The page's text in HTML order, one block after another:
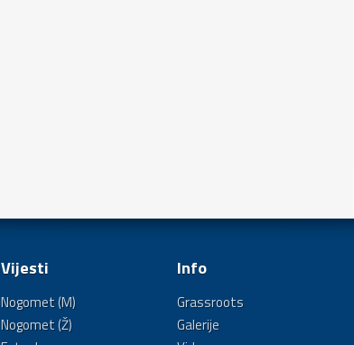
Vijesti
Nogomet (M)
Nogomet (Ž)
Info
Grassroots
Galerije